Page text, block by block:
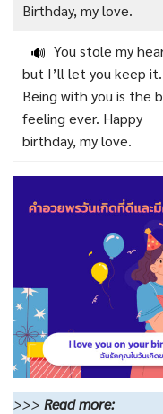
Birthday, my love.
🔊 You stole my
but I’ll let you keep it.
Being with you is the
feeling ever. Happy
birthday, my love.
>>> Readmore: